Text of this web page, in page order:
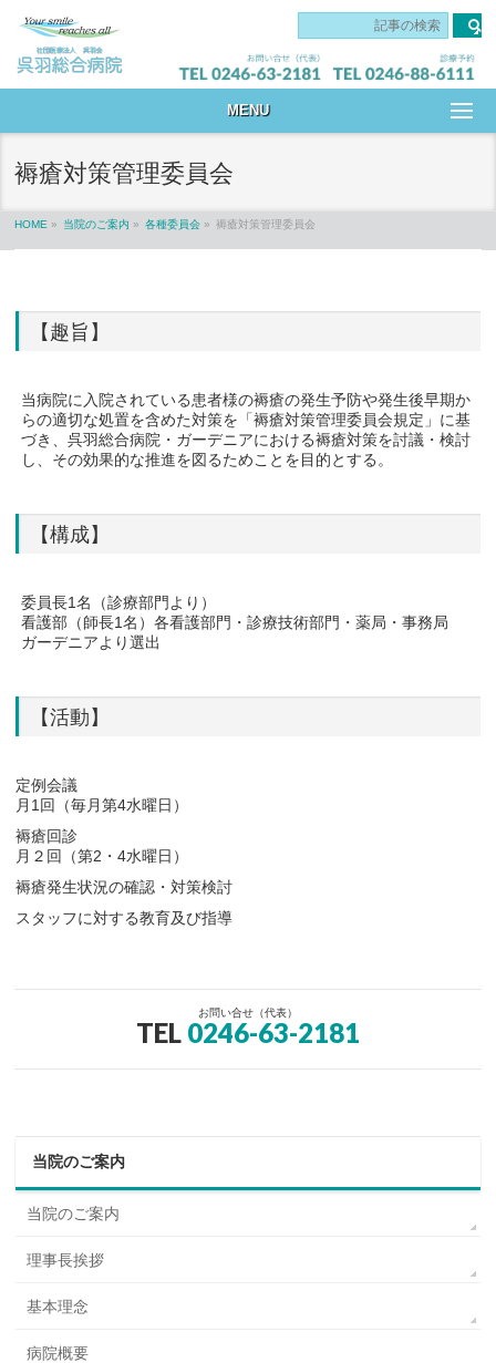
MENU
褥瘡対策管理委員会
HOME » 当院のご案内 » 各種委員会 » 褥瘡対策管理委員会
【趣旨】
当病院に入院されている患者様の褥瘡の発生予防や発生後早期か
らの適切な処置を含めた対策を「褥瘡対策管理委員会規定」に基
づき、呉羽総合病院・ガーデニアにおける褥瘡対策を討議・検討
し、その効果的な推進を図るためことを目的とする。
【構成】
委員長1名（診療部門より）
看護部（師長1名）各看護部門・診療技術部門・薬局・事務局
ガーデニアより選出
【活動】
定例会議
月1回（毎月第4水曜日）
褥瘡回診
月２回（第2・4水曜日）
褥瘡発生状況の確認・対策検討
スタッフに対する教育及び指導
お問い合せ（代表）
TEL 0246-63-2181
当院のご案内
当院のご案内
理事長挨拶
基本理念
病院概要